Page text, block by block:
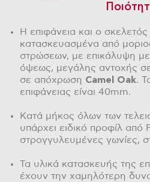
Η επιφάνεια και ο σκελετός
κατασκευασμένα από
στρώσεων, με επικάλυψη
όψεως, μεγάλης αντοχής σε
σε απόχρωση Camel Oak.
επιφάνειας είναι 40mm.
Κατά μήκος όλων των
υπάρχει ειδικό προφίλ από
στρογγυλευμένες γωνίες,
Τα υλικά κατασκευής της
έχουν την χαμηλότερη